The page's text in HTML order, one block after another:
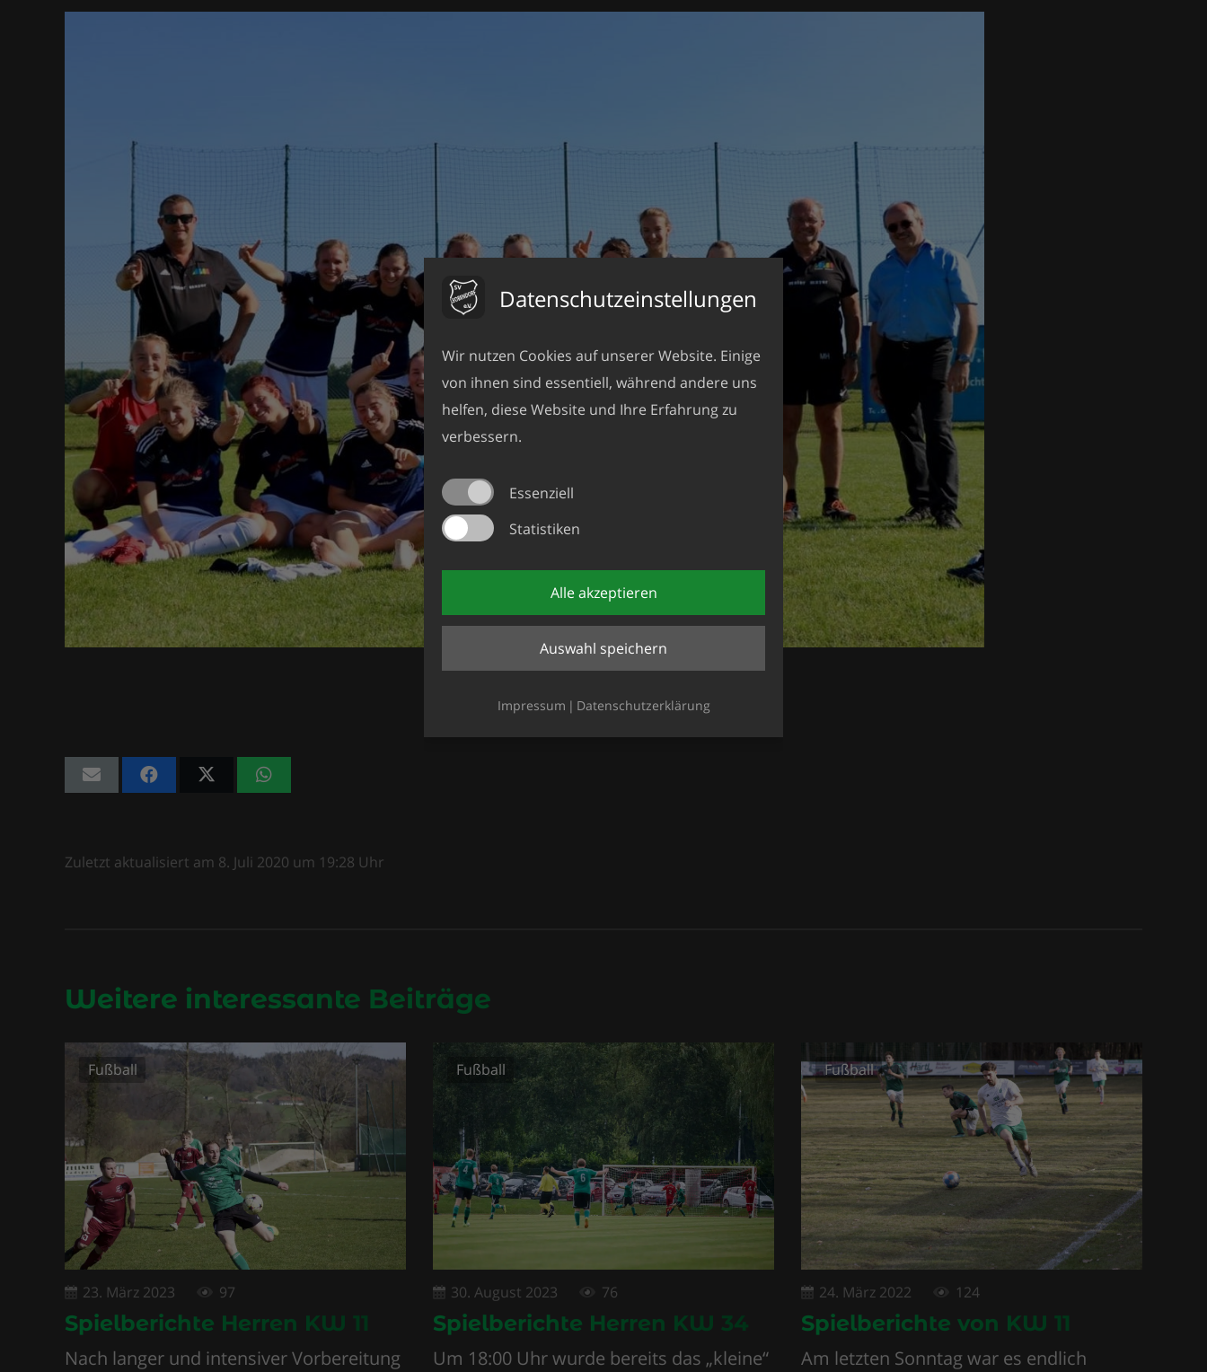
Zuletzt aktualisiert am 8. Juli 2020 um 19:28 Uhr
Weitere interessante Beiträge
Fußball
23. März 2023 97
Spielberichte Herren KW 11
Nach langer und intensiver Vorbereitung
Fußball
30. August 2023 76
Spielberichte Herren KW 34
Um 18:00 Uhr wurde bereits das „kleine“
Fußball
24. März 2022 124
Spielberichte von KW 11
Am letzten Sonntag war es endlich
Datenschutzeinstellungen
Wir nutzen Cookies auf unserer Website. Einige
von ihnen sind essentiell, während andere uns
helfen, diese Website und Ihre Erfahrung zu
verbessern.
Essenziell
Statistiken
Alle akzeptieren
Auswahl speichern
Impressum Datenschutzerklärung